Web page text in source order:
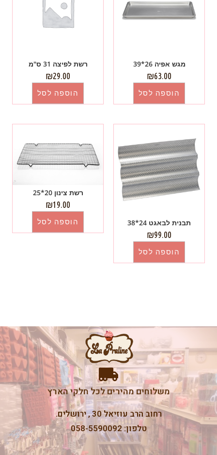
מגש אפיה 26*39
₪63.00
הוספה לסל
רשת לפיצה 31 ס"מ
₪29.00
הוספה לסל
תבנית לבאגט 24*38
₪99.00
הוספה לסל
רשת צינון 20*25
₪19.00
הוספה לסל
משלוחים מהירים לכל חלקי הארץ
רחוב הרב עוזיאל 30 , ירושלים.
טלפון: 058-5590092